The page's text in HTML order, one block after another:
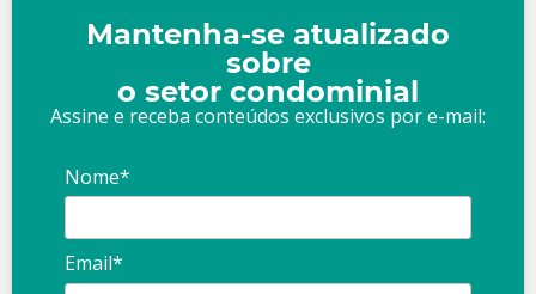
Mantenha-se atualizado
sobre
o setor condominial
Assine e receba conteúdos exclusivos por e-mail:
Nome*
Email*